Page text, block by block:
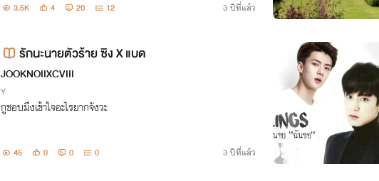
3.5K 4 20 12 3 ปีที่แล้ว
รักนะนายตัวร้าย ซิง X แบด
JOOKNOIIXCVIII
Y
กูชอบมึงเข้าใจอะไรยากจังวะ
45 0 0 0 3 ปีที่แล้ว